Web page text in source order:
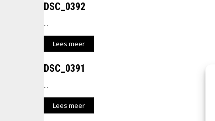
DSC_0392
...
Lees meer
DSC_0391
...
Lees meer